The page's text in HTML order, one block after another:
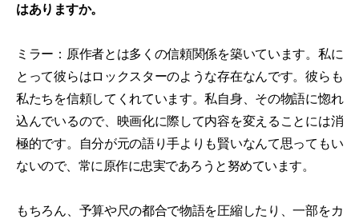
はありますか。
ミラー：原作者とは多くの信頼関係を築いています。私に
とって彼らはロックスターのような存在なんです。彼らも
私たちを信頼してくれています。私自身、その物語に惚れ
込んでいるので、映画化に際して内容を変えることには消
極的です。自分が元の語り手よりも賢いなんて思ってもい
ないので、常に原作に忠実であろうと努めています。
もちろん、予算や尺の都合で物語を圧縮したり、一部をカ